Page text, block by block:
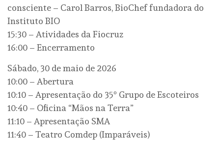
consciente – Carol Barros, BioChef fundadora do
Instituto BIO
15:30 – Atividades da Fiocruz
16:00 – Encerramento
Sábado, 30 de maio de 2026
10:00 – Abertura
10:10 – Apresentação do 35º Grupo de Escoteiros
10:40 – Oficina “Mãos na Terra”
11:10 – Apresentação SMA
11:40 – Teatro Comdep (Imparáveis)